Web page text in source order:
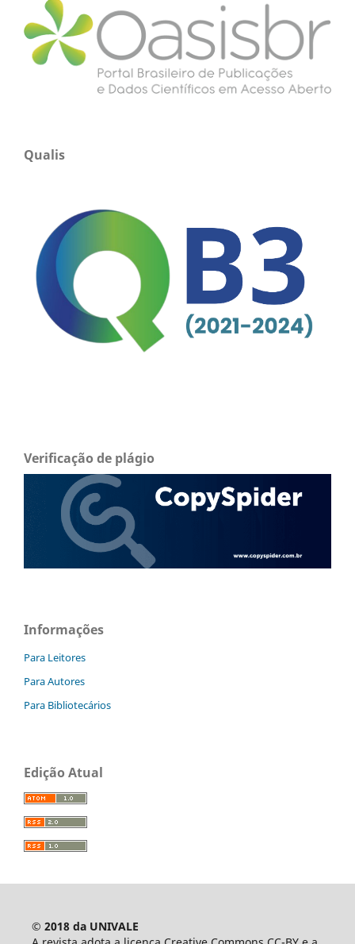
Qualis
Verificação de plágio
Informações
Para Leitores
Para Autores
Para Bibliotecários
Edição Atual
© 2018 da UNIVALE